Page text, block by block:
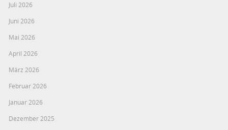
Juli 2026
Juni 2026
Mai 2026
April 2026
März 2026
Februar 2026
Januar 2026
Dezember 2025